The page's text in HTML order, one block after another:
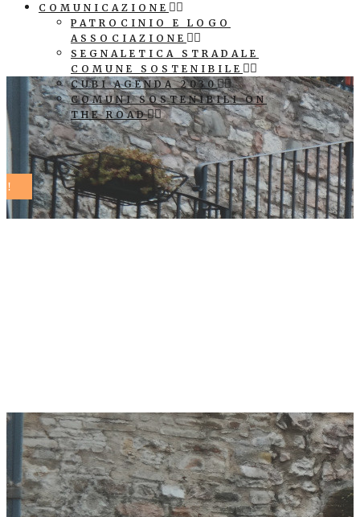
COMUNICAZIONE
PATROCINIO E LOGO
ASSOCIAZIONE
SEGNALETICA STRADALE
COMUNE SOSTENIBILE
CUBI AGENDA 2030
COMUNI SOSTENIBILI ON
THE ROAD